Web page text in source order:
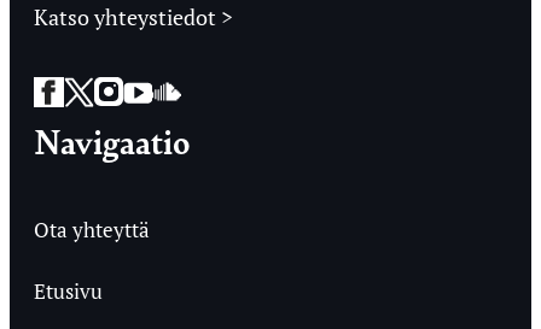
Katso yhteystiedot >
Facebook
Twitter
Instagram
YouTube
SoundCloud
Navigaatio
Ota yhteyttä
Etusivu